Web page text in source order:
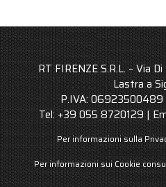
RT FIRENZE S.R.L. – Via
Lastra a
P.IVA:
Tel: +39 055 8720129 |
Per informazioni sulla
INFORMATIVA
Per informazioni sui Cookie
SUI